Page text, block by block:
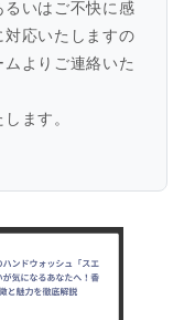
いはご不快に感
対応いたしますの
よりご連絡いた
ます。